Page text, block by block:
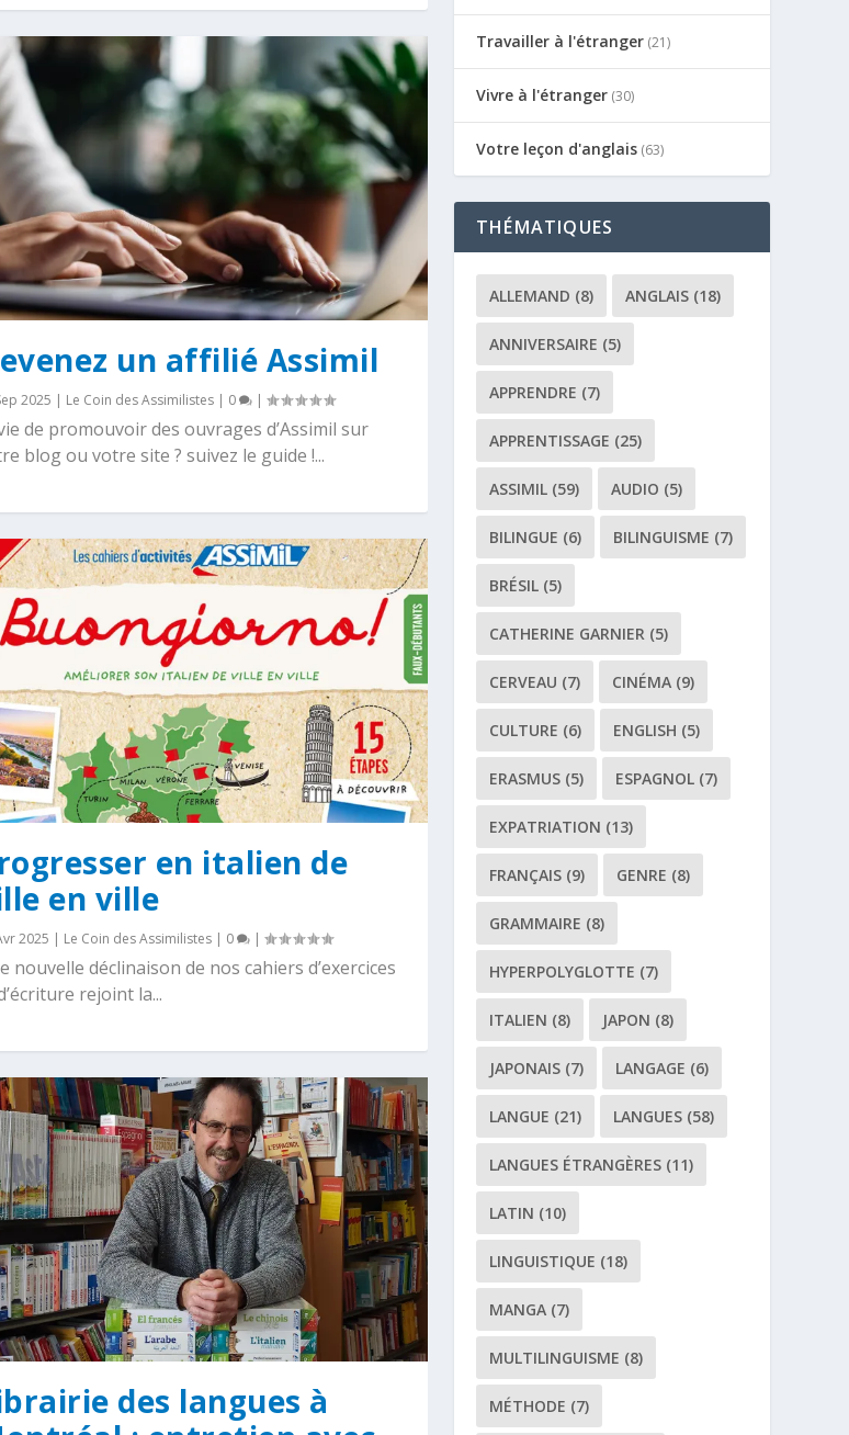
un affilié Assimil
2025 | Le Coin des Assimilistes | 0 |
de promouvoir des ouvrages d’Assimil sur
blog ou votre site ? suivez le guide !...
en italien de
en ville
2025 | Le Coin des Assimilistes | 0 |
nouvelle déclinaison de nos cahiers d’exercices
rejoint la...
des langues à
Travailler à l'étranger (21)
Vivre à l'étranger (30)
Votre leçon d'anglais (63)
THÉMATIQUES
ALLEMAND (8) ANGLAIS (18)
ANNIVERSAIRE (5)
APPRENDRE (7)
APPRENTISSAGE (25)
ASSIMIL (59) AUDIO (5)
BILINGUE (6) BILINGUISME (7)
BRÉSIL (5)
CATHERINE GARNIER (5)
CERVEAU (7) CINÉMA (9)
CULTURE (6) ENGLISH (5)
ERASMUS (5) ESPAGNOL (7)
EXPATRIATION (13)
FRANÇAIS (9) GENRE (8)
GRAMMAIRE (8)
HYPERPOLYGLOTTE (7)
ITALIEN (8) JAPON (8)
JAPONAIS (7) LANGAGE (6)
LANGUE (21) LANGUES (58)
LANGUES ÉTRANGÈRES (11)
LATIN (10)
LINGUISTIQUE (18)
MANGA (7)
MULTILINGUISME (8)
MÉTHODE (7)